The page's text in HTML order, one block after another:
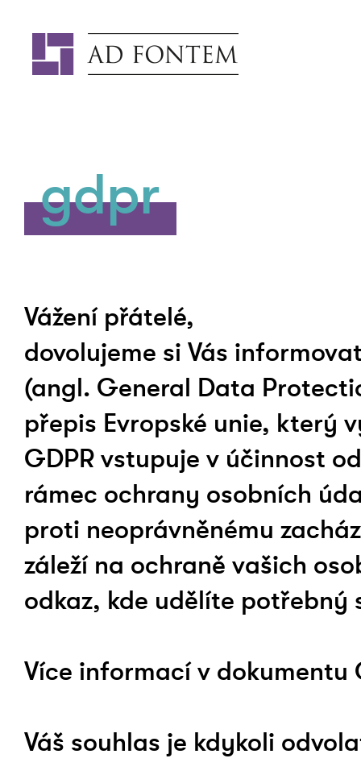
gdpr
Vážení přátelé,
dovolujeme si Vás
(angl. General Data
přepis Evropské unie, který
GDPR vstupuje v účinnost
rámec ochrany osobních
proti neoprávněnému
záleží na ochraně vašich
odkaz, kde udělíte potřebný
Více informací v dokumentu
Váš souhlas je kdykoli